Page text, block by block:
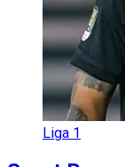
Liga 1